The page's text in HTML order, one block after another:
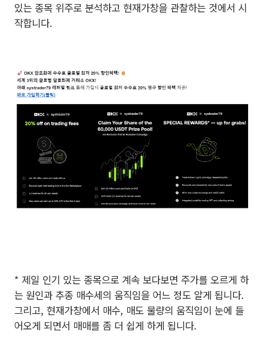
있는 종목 위주로 분석하고 현재가창을 관찰하는 것에서 시
작합니다.
* 제일 인기 있는 종목으로 계속 보다보면 주가를 오르게 하
는 원인과 추종 매수세의 움직임을 어느 정도 알게 됩니다.
그리고, 현재가창에서 매수, 매도 물량의 움직임이 눈에 들
어오게 되면서 매매를 좀 더 쉽게 하게 됩니다.